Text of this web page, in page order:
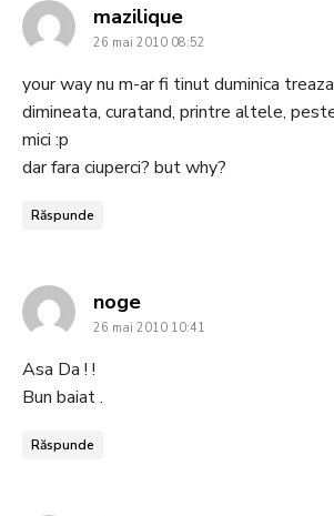
maziliquesays:
26 mai 2010 08:52
your way nu m-ar fi tinut duminica
dimineata, curatand, printre altele,
mici :p
dar fara ciuperci? but why?
Răspunde
nogesays:
26 mai 2010 10:41
Asa Da ! !
Bun baiat .
Răspunde